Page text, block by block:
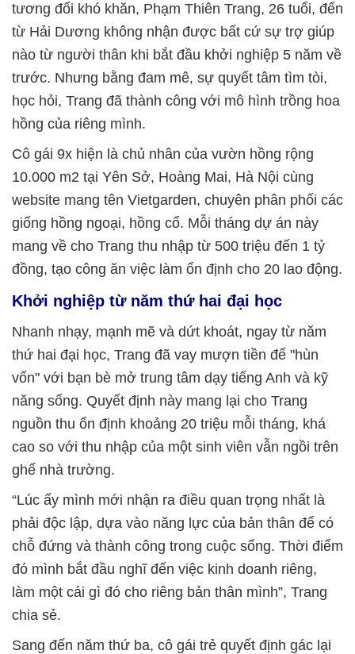
tương đối khó khăn, Phạm Thiên Trang, 26 tuổi, đến
từ Hải Dương không nhận được bất cứ sự trợ giúp
nào từ người thân khi bắt đầu khởi nghiệp 5 năm về
trước. Nhưng bằng đam mê, sự quyết tâm tìm tòi,
học hỏi, Trang đã thành công với mô hình trồng hoa
hồng của riêng mình.
Cô gái 9x hiện là chủ nhân của vườn hồng rộng
10.000 m2 tại Yên Sở, Hoàng Mai, Hà Nội cùng
website mang tên Vietgarden, chuyên phân phối các
giống hồng ngoại, hồng cổ. Mỗi tháng dự án này
mang về cho Trang thu nhập từ 500 triệu đến 1 tỷ
đồng, tạo công ăn việc làm ổn định cho 20 lao động.
Khởi nghiệp từ năm thứ hai đại học
Nhanh nhạy, mạnh mẽ và dứt khoát, ngay từ năm
thứ hai đại học, Trang đã vay mượn tiền để "hùn
vốn" với bạn bè mở trung tâm dạy tiếng Anh và kỹ
năng sống. Quyết định này mang lại cho Trang
nguồn thu ổn định khoảng 20 triệu mỗi tháng, khá
cao so với thu nhập của một sinh viên vẫn ngồi trên
ghế nhà trường.
“Lúc ấy mình mới nhận ra điều quan trọng nhất là
phải độc lập, dựa vào năng lực của bản thân để có
chỗ đứng và thành công trong cuộc sống. Thời điểm
đó mình bắt đầu nghĩ đến việc kinh doanh riêng,
làm một cái gì đó cho riêng bản thân mình”, Trang
chia sẻ.
Sang đến năm thứ ba, cô gái trẻ quyết định gác lại